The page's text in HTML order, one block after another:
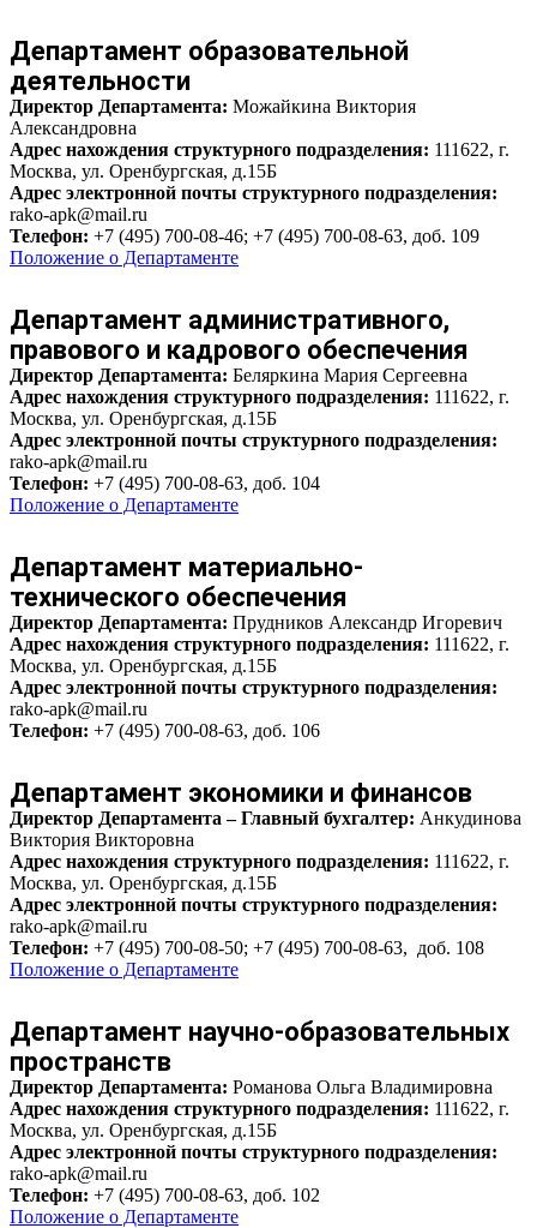
Департамент образовательной
деятельности
Директор Департамента: Можайкина Виктория
Александровна
Адрес нахождения структурного подразделения: 111622, г.
Москва, ул. Оренбургская, д.15Б
Адрес электронной почты структурного подразделения:
rako-apk@mail.ru
Телефон: +7 (495) 700-08-46; +7 (495) 700-08-63, доб. 109
Положение о Департаменте
Департамент административного,
правового и кадрового обеспечения
Директор Департамента: Беляркина Мария Сергеевна
Адрес нахождения структурного подразделения: 111622, г.
Москва, ул. Оренбургская, д.15Б
Адрес электронной почты структурного подразделения:
rako-apk@mail.ru
Телефон: +7 (495) 700-08-63, доб. 104
Положение о Департаменте
Департамент материально-
технического обеспечения
Директор Департамента: Прудников Александр Игоревич
Адрес нахождения структурного подразделения: 111622, г.
Москва, ул. Оренбургская, д.15Б
Адрес электронной почты структурного подразделения:
rako-apk@mail.ru
Телефон: +7 (495) 700-08-63, доб. 106
Департамент экономики и финансов
Директор Департамента – Главный бухгалтер: Анкудинова
Виктория Викторовна
Адрес нахождения структурного подразделения: 111622, г.
Москва, ул. Оренбургская, д.15Б
Адрес электронной почты структурного подразделения:
rako-apk@mail.ru
Телефон: +7 (495) 700-08-50; +7 (495) 700-08-63, доб. 108
Положение о Департаменте
Департамент научно-образовательных
пространств
Директор Департамента: Романова Ольга Владимировна
Адрес нахождения структурного подразделения: 111622, г.
Москва, ул. Оренбургская, д.15Б
Адрес электронной почты структурного подразделения:
rako-apk@mail.ru
Телефон: +7 (495) 700-08-63, доб. 102
Положение о Департаменте